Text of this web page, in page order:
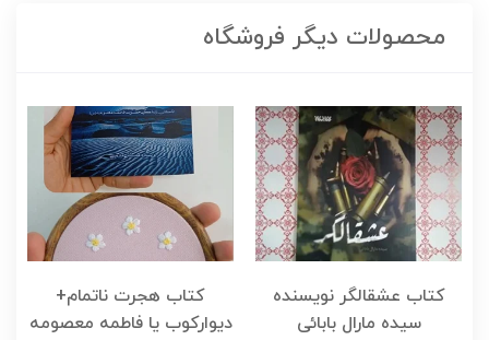
محصولات دیگر فروشگاه
کتاب عشقالگر نویسنده
سیده مارال بابائی
کتاب هجرت ناتمام+
دیوارکوب یا فاطمه معصومه